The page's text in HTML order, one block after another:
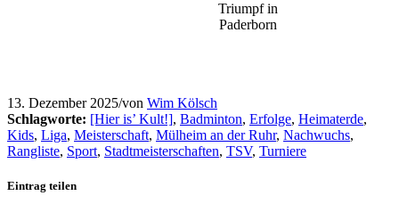
Triumpf in
Paderborn
13. Dezember 2025/von Wim Kölsch
Schlagworte: [Hier is’ Kult!], Badminton, Erfolge, Heimaterde,
Kids, Liga, Meisterschaft, Mülheim an der Ruhr, Nachwuchs,
Rangliste, Sport, Stadtmeisterschaften, TSV, Turniere
Eintrag teilen